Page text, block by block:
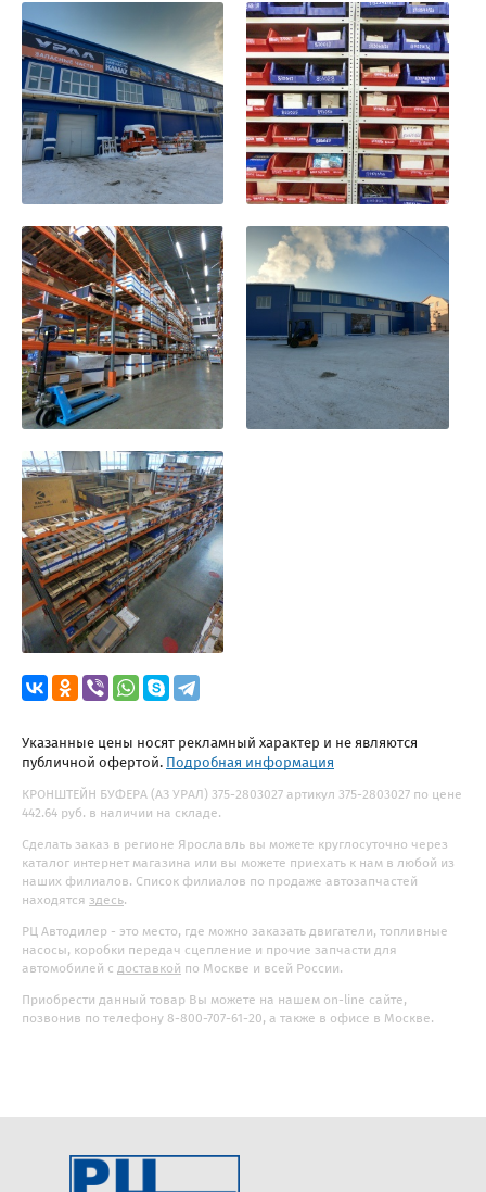
Указанные цены носят рекламный характер и не являются
публичной офертой. Подробная информация
КРОНШТЕЙН БУФЕРА (АЗ УРАЛ) 375-2803027 артикул 375-2803027 по цене
442.64 руб. в наличии на складе.
Сделать заказ в регионе Ярославль вы можете круглосуточно через
каталог интернет магазина или вы можете приехать к нам в любой из
наших филиалов. Список филиалов по продаже автозапчастей
находятся здесь.
РЦ Автодилер - это место, где можно заказать двигатели, топливные
насосы, коробки передач сцепление и прочие запчасти для
автомобилей с доставкой по Москве и всей России.
Приобрести данный товар Вы можете на нашем on-line сайте,
позвонив по телефону 8-800-707-61-20, а также в офисе в Москве.